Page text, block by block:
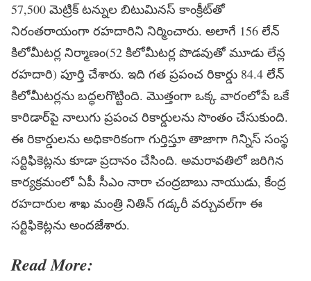
57,500 మెట్రిక్ టన్నుల బిటుమినస్ కాంక్రీట్‌తో
నిరంతరాయంగా రహదారిని నిర్మించారు. అలాగే 156 లేన్
కిలోమీటర్ల నిర్మాణం(52 కిలోమీటర్ల పొడవుతో మూడు లేన్ల
రహదారి) పూర్తి చేశారు. ఇది గత ప్రపంచ రికార్డు 84.4 లేన్
కిలోమీటర్లను బద్ధలగొట్టింది. మొత్తంగా ఒక్క వారంలోపే ఒకే
కారిడార్‌పై నాలుగు ప్రపంచ రికార్డులను సొంతం చేసుకుంది.
ఈ రికార్డులను అధికారికంగా గుర్తిస్తూ తాజాగా గిన్నిస్ సంస్థ
సర్టిఫికెట్లను కూడా ప్రదానం చేసింది. అమరావతిలో జరిగిన
కార్యక్రమంలో ఏపీ సీఎం నారా చంద్రబాబు నాయుడు, కేంద్ర
రహదారుల శాఖ మంత్రి నితిన్ గడ్కరీ వర్చువల్‌గా ఈ
సర్టిఫికెట్లను అందజేశారు.
Read More: